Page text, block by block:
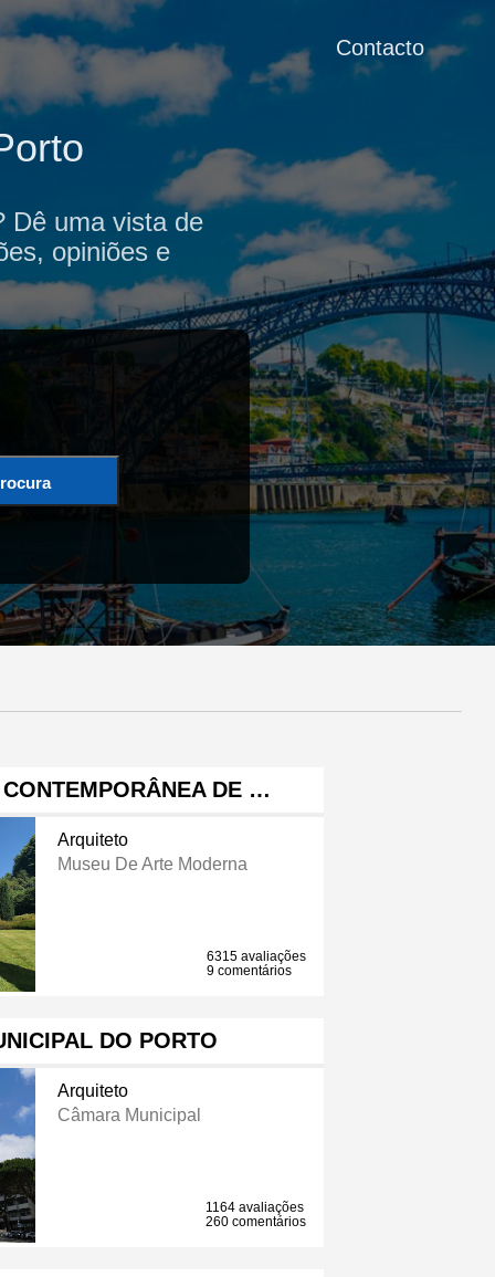
Contacto
Dê uma vista de
opiniões e
DE …
Arquiteto
Museu De Arte Moderna
6315 avaliações
9 comentários
DO PORTO
Arquiteto
Câmara Municipal
1164 avaliações
260 comentários